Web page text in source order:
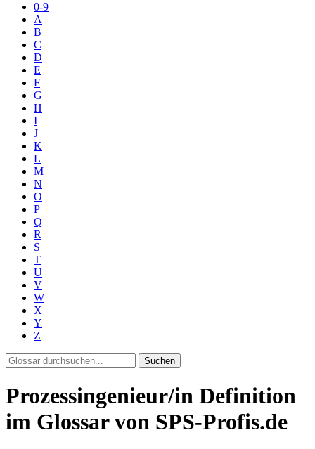
0-9
A
B
C
D
E
F
G
H
I
J
K
L
M
N
O
P
Q
R
S
T
U
V
W
X
Y
Z
Suchen
Prozessingenieur/in Definition
im Glossar von SPS-Profis.de